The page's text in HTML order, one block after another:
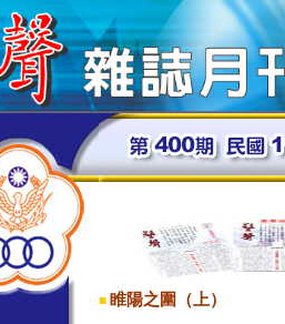
■ 睢陽之圍（上）